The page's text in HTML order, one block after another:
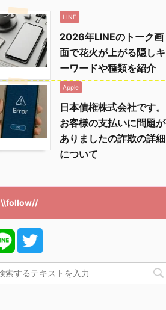
LINE
2026年LINEのトーク画
面で花火が上がる隠しキ
ーワードや種類を紹介
Apple
日本債権株式会社です。
お客様の支払いに問題が
ありましたの詐欺の詳細
について
\\follow//